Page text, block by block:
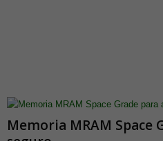
Memoria MRAM Space